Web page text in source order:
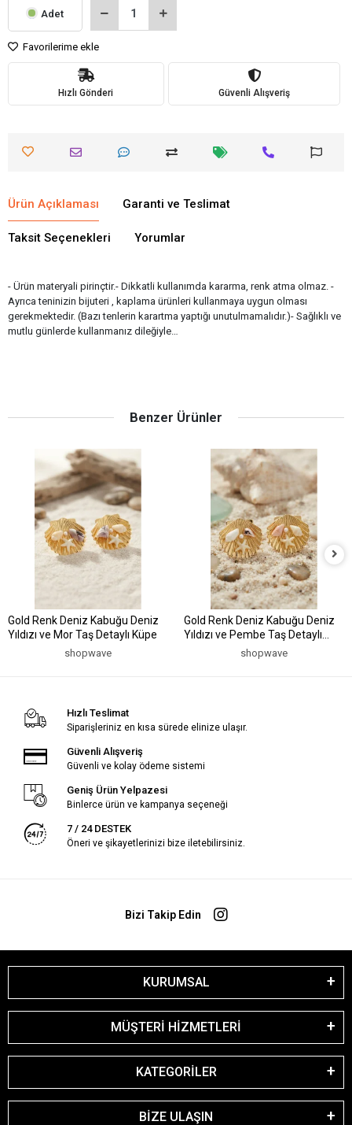
Adet
Favorilerime ekle
Hızlı Gönderi Güvenli Alışveriş
Ürün Açıklaması Garanti ve Teslimat
Taksit Seçenekleri Yorumlar
- Ürün materyali pirinçtir.- Dikkatli kullanımda kararma, renk atma olmaz. -
Ayrıca teninizin bijuteri , kaplama ürünleri kullanmaya uygun olması
gerekmektedir. (Bazı tenlerin karartma yaptığı unutulmamalıdır.)- Sağlıklı ve
mutlu günlerde kullanmanız dileğiyle…
Benzer Ürünler
Gold Renk Deniz Kabuğu Deniz
Yıldızı ve Mor Taş Detaylı Küpe
shopwave
Gold Renk Deniz Kabuğu Deniz
Yıldızı ve Pembe Taş Detaylı
shopwave
Hızlı Teslimat
Siparişleriniz en kısa sürede elinize ulaşır.
Güvenli Alışveriş
Güvenli ve kolay ödeme sistemi
Geniş Ürün Yelpazesi
Binlerce ürün ve kampanya seçeneği
7 / 24 DESTEK
Öneri ve şikayetlerinizi bize iletebilirsiniz.
Bizi Takip Edin
KURUMSAL
MÜŞTERİ HİZMETLERİ
KATEGORİLER
BİZE ULAŞIN